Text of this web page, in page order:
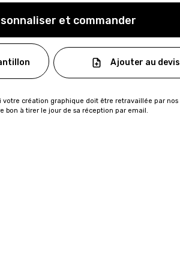
et commander
Ajouter au devis